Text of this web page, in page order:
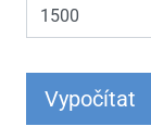
Vypočítat